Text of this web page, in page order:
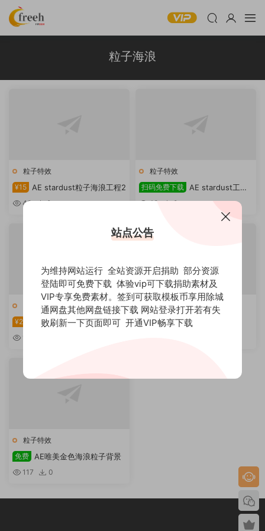
粒子海浪
粒子特效
¥15
AE stardust粒子海浪工程2
43 0
粒子特效
扫码免费下载
AE stardust工程
文件下载粒子海浪
43 0
粒子特效、 精选
¥20
蓝色海浪背景AE模板
粒子特效
¥20 AE粒子海浪背景工程
粒子特效
免费
AE唯美金色海浪粒子背景
117 0
站点公告
为维持网站运行 全站资源开启捐助 部分资源
登陆即可免费下载 体验vip可下载捐助素材及
VIP专享免费素材。签到可获取模板币享用除城
通网盘其他网盘链接下载 网站登录打开若有失
败刷新一下页面即可 开通VIP畅享下载